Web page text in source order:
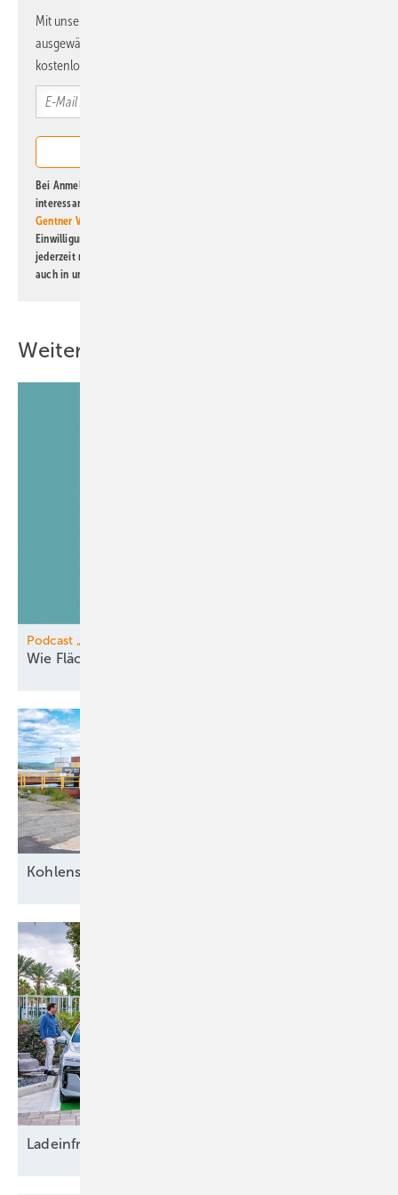
Mit unserem Newsletter erhalten Sie regelmäßig von uns
ausgewählte Informationen und Neuigkeiten, gebündelt und
kostenlos direkt ins Postfach.
Bei Anmeldung zu diesem Newsletter bin ich damit einverstanden, über
interessante Verlags- und Online-Angebote
Gentner Verlag GmbH & Co. KG
Einwilligung kann ich jederzeit widerrufen und eine Abmeldung ist
jederzeit möglich. Informationen zum Umgang mit Daten finden Sie
auch in unserer
Weitere Inhalte
Podcast „Was jetzt passieren muss“
Wie Flächeneigentümer vom Pooling
Kohlenstoff
Ladeinfrastruktur und